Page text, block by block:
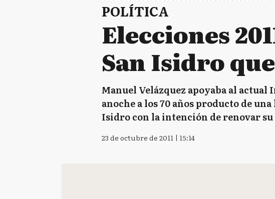
POLÍTICA
Elecciones
San Isidro
Manuel Velázquez apoyaba al actual
anoche a los 70 años producto de
Isidro con la intención de renovar su
23 de octubre de 2011 | 15:14